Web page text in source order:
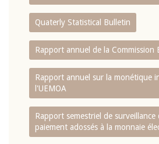
Quaterly Statistical Bulletin
Rapport annuel de la Commission
Rapport annuel sur la monétique
l'UEMOA
Rapport semestriel de surveillance
paiement adossés à la monnaie